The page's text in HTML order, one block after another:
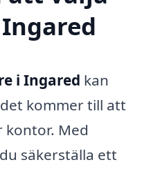
i Ingared kan
kommer till att
Med
säkerställa ett